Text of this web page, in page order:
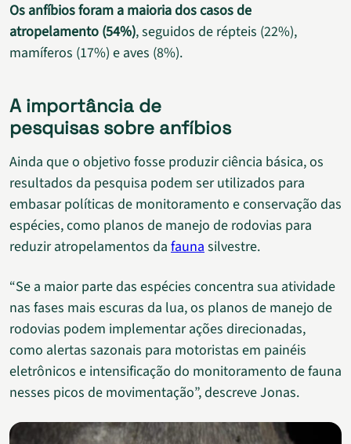
Os anfíbios foram a maioria dos casos de
atropelamento (54%), seguidos de répteis (22%),
mamíferos (17%) e aves (8%).
A importância de
pesquisas sobre anfíbios
Ainda que o objetivo fosse produzir ciência básica, os
resultados da pesquisa podem ser utilizados para
embasar políticas de monitoramento e conservação das
espécies, como planos de manejo de rodovias para
reduzir atropelamentos da faunasilvestre.
“Se a maior parte das espécies concentra sua atividade
nas fases mais escuras da lua, os planos de manejo de
rodovias podem implementar ações direcionadas,
como alertas sazonais para motoristas em painéis
eletrônicos e intensificação do monitoramento de fauna
nesses picos de movimentação”, descreve Jonas.